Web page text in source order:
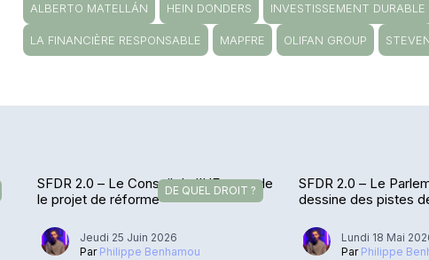
ALBERTO MATELLÁN HEIN DONDERS INVESTISSEMENT DURABLE
LA FINANCIÈRE RESPONSABLE MAPFRE OLIFAN GROUP
DE QUEL DROIT ?
SFDR 2.0 – Le Conseil de l’UE amende
le projet de réforme
Jeudi 25 Juin 2026
Par Philippe Benhamou
SFDR 2.0 – Le
dessine des pistes
Lundi 18 Mai
Par Philippe